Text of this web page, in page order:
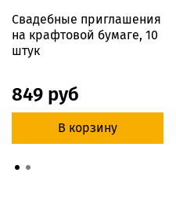
Свадебные приглашения
на крафтовой бумаге, 10
штук
849 руб
В корзину